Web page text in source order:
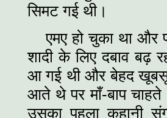
सिमट गई थी।
एमए हो चुका था और
शादी के लिए दबाव बढ़
आ गई थी और बेहद
आते थे पर माँ-बाप
उसका पहला कहानी